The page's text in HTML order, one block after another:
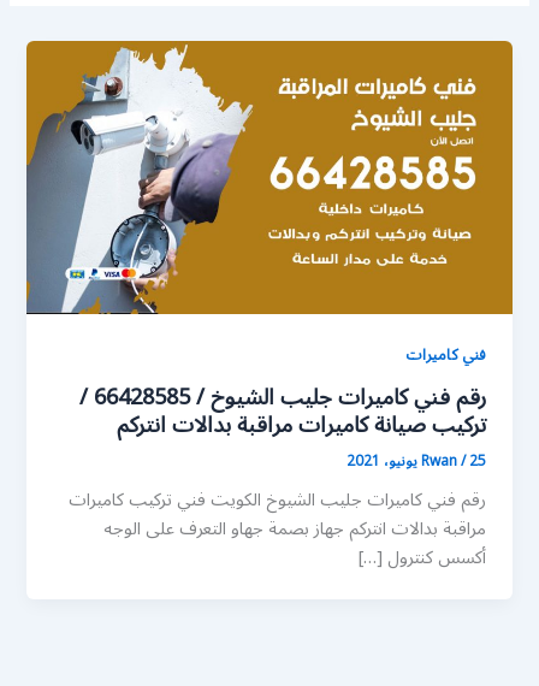
فني كاميرات
رقم فني كاميرات جليب الشيوخ / 66428585 /
تركيب صيانة كاميرات مراقبة بدالات انتركم
Rwan/25 يونيو، 2021
رقم فني كاميرات جليب الشيوخ الكويت فني تركيب كاميرات
مراقبة بدالات انتركم جهاز بصمة جهاو التعرف على الوجه
أكسس كنترول […]